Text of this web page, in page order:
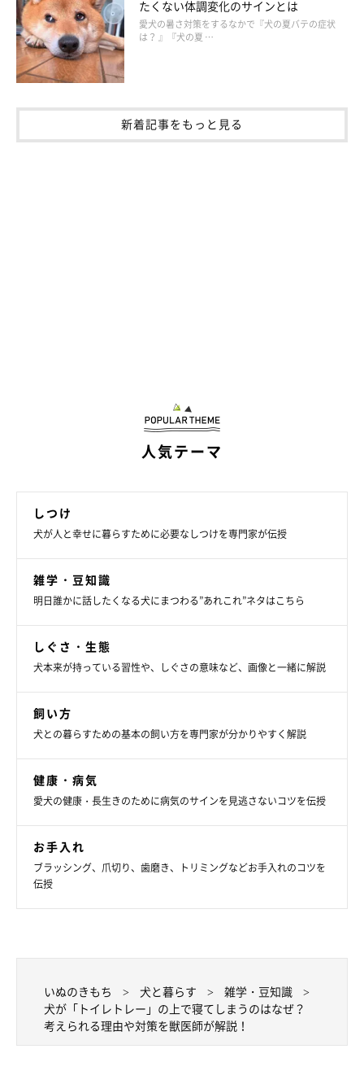
いぬのきもち投稿写真ギャラリー
犬がトイレトレーの上で寝てしまうことがあるようですが、一体
なぜなのでしょうか。考えられる理由など、いぬのきもち獣医師
相談室の岡本りさ先生
「犬がトイレトレーの上で寝てしまうのは、下記のような理由が
考えられるでしょう。
トイレの認識が薄いコ や、小さいことは気にしないおおらかなタ
イプのコは、トイレトレーの上で寝やすい傾向があると思いま
す」
たくない体調変化のサインとは
愛犬の暑さ対策をするなかで『犬の夏バテの症状
は？ 』『犬の夏 …
新着記事をもっと見る
人気テーマ
しつけ
犬が人と幸せに暮らすために必要なしつけを専門家が伝授
雑学・豆知識
明日誰かに話したくなる犬にまつわる”あれこれ”ネタはこちら
しぐさ・生態
犬本来が持っている習性や、しぐさの意味など、画像と一緒に解説
飼い方
犬との暮らすための基本の飼い方を専門家が分かりやすく解説
健康・病気
愛犬の健康・長生きのために病気のサインを見逃さないコツを伝授
お手入れ
ブラッシング、爪切り、歯磨き、トリミングなどお手入れのコツを
伝授
いぬのきもち 犬と暮らす
雑学・豆知識
犬が「トイレトレー」の上で寝てしまうのはなぜ？
考えられる理由や対策を獣医師が解説！